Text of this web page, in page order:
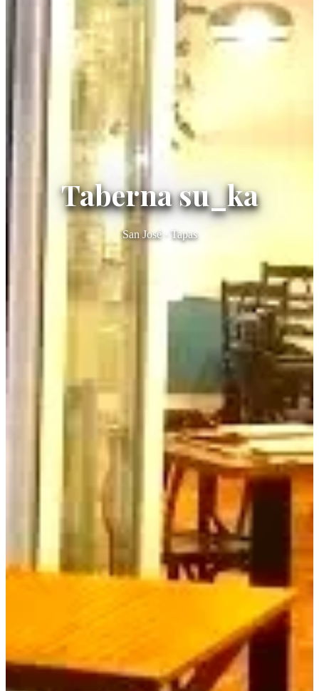
Taberna su_ka
San José · Tapas